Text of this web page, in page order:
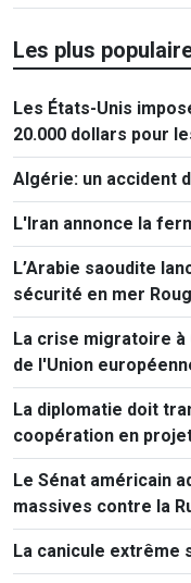
Les plus
Les États-Unis
20.000 dollars pour
ressortissants de 50
Algérie: un accident
L'Iran annonce la
L’Arabie saoudite
sécurité en mer
La crise migratoire à
de l'Union
La diplomatie doit
coopération en
Le Sénat américain
massives contre la
La canicule extrême